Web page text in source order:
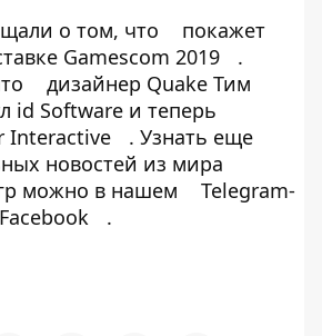
о том, что
покажет
Gamescom 2019
.
дизайнер Quake Тим
id Software и теперь
Interactive
. Узнать еще
новостей из мира
можно в нашем
Telegram-
Facebook .